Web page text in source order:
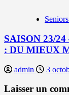
SAISON 23/
: DU MIEUX
admin 3
Laisser un